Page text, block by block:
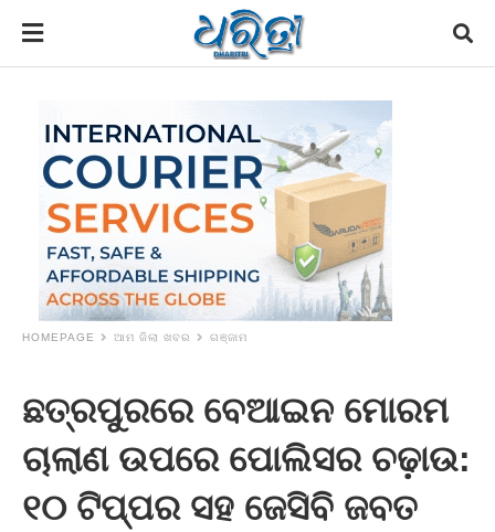
HOMEPAGE ଆମ ଜିଲା ଖବର ଗଞ୍ଜାମ
ଛତ୍ରପୁରରେ ବେଆଇନ ମୋରମ
ଚାଲାଣ ଉପରେ ପୋଲିସର ଚଢ଼ାଉ:
୧୦ ଟିପ୍ପର ସହ ଜେସିବି ଜବତ